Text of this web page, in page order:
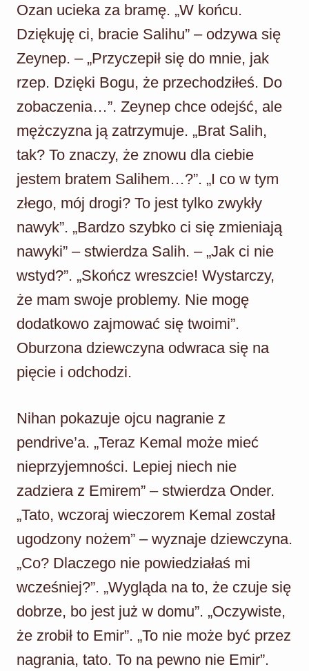
Ozan ucieka za bramę. „W końcu.
Dziękuję ci, bracie Salihu” – odzywa się
Zeynep. – „Przyczepił się do mnie, jak
rzep. Dzięki Bogu, że przechodziłeś. Do
zobaczenia…”. Zeynep chce odejść, ale
mężczyzna ją zatrzymuje. „Brat Salih,
tak? To znaczy, że znowu dla ciebie
jestem bratem Salihem…?”. „I co w tym
złego, mój drogi? To jest tylko zwykły
nawyk”. „Bardzo szybko ci się zmieniają
nawyki” – stwierdza Salih. – „Jak ci nie
wstyd?”. „Skończ wreszcie! Wystarczy,
że mam swoje problemy. Nie mogę
dodatkowo zajmować się twoimi”.
Oburzona dziewczyna odwraca się na
pięcie i odchodzi.
Nihan pokazuje ojcu nagranie z
pendrive’a. „Teraz Kemal może mieć
nieprzyjemności. Lepiej niech nie
zadziera z Emirem” – stwierdza Onder.
„Tato, wczoraj wieczorem Kemal został
ugodzony nożem” – wyznaje dziewczyna.
„Co? Dlaczego nie powiedziałaś mi
wcześniej?”. „Wygląda na to, że czuje się
dobrze, bo jest już w domu”. „Oczywiste,
że zrobił to Emir”. „To nie może być przez
nagrania, tato. To na pewno nie Emir”.